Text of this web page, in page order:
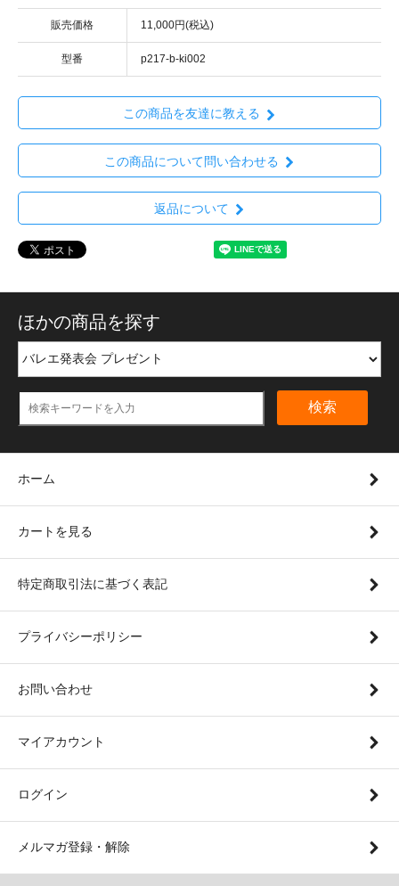
販売価格 11,000円(税込)
型番 p217-b-ki002
この商品を友達に教える
この商品について問い合わせる
返品について
ほかの商品を探す
検索
ホーム
カートを見る
特定商取引法に基づく表記
プライバシーポリシー
お問い合わせ
マイアカウント
ログイン
メルマガ登録・解除